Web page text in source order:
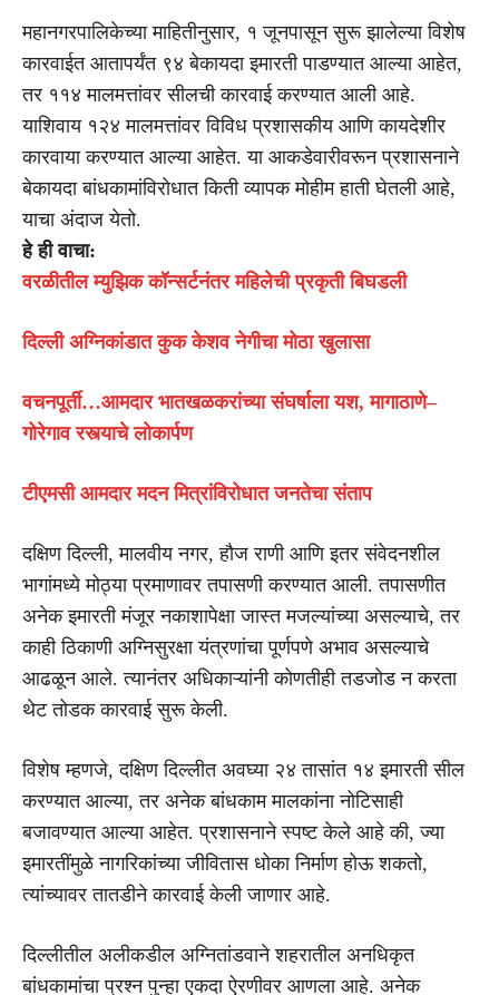
महानगरपालिकेच्या माहितीनुसार, १ जूनपासून सुरू झालेल्या विशेष
कारवाईत आतापर्यंत ९४ बेकायदा इमारती पाडण्यात आल्या आहेत,
तर ११४ मालमत्तांवर सीलची कारवाई करण्यात आली आहे.
याशिवाय १२४ मालमत्तांवर विविध प्रशासकीय आणि कायदेशीर
कारवाया करण्यात आल्या आहेत. या आकडेवारीवरून प्रशासनाने
बेकायदा बांधकामांविरोधात किती व्यापक मोहीम हाती घेतली आहे,
याचा अंदाज येतो.
हे ही वाचा:
वरळीतील म्युझिक कॉन्सर्टनंतर महिलेची प्रकृती बिघडली
दिल्ली अग्निकांडात कुक केशव नेगीचा मोठा खुलासा
वचनपूर्ती…आमदार भातखळकरांच्या संघर्षाला यश, मागाठाणे–
गोरेगाव रस्त्याचे लोकार्पण
टीएमसी आमदार मदन मित्रांविरोधात जनतेचा संताप
दक्षिण दिल्ली, मालवीय नगर, हौज राणी आणि इतर संवेदनशील
भागांमध्ये मोठ्या प्रमाणावर तपासणी करण्यात आली. तपासणीत
अनेक इमारती मंजूर नकाशापेक्षा जास्त मजल्यांच्या असल्याचे, तर
काही ठिकाणी अग्निसुरक्षा यंत्रणांचा पूर्णपणे अभाव असल्याचे
आढळून आले. त्यानंतर अधिकाऱ्यांनी कोणतीही तडजोड न करता
थेट तोडक कारवाई सुरू केली.
विशेष म्हणजे, दक्षिण दिल्लीत अवघ्या २४ तासांत १४ इमारती सील
करण्यात आल्या, तर अनेक बांधकाम मालकांना नोटिसाही
बजावण्यात आल्या आहेत. प्रशासनाने स्पष्ट केले आहे की, ज्या
इमारतींमुळे नागरिकांच्या जीवितास धोका निर्माण होऊ शकतो,
त्यांच्यावर तातडीने कारवाई केली जाणार आहे.
दिल्लीतील अलीकडील अग्नितांडवाने शहरातील अनधिकृत
बांधकामांचा प्रश्न पुन्हा एकदा ऐरणीवर आणला आहे. अनेक